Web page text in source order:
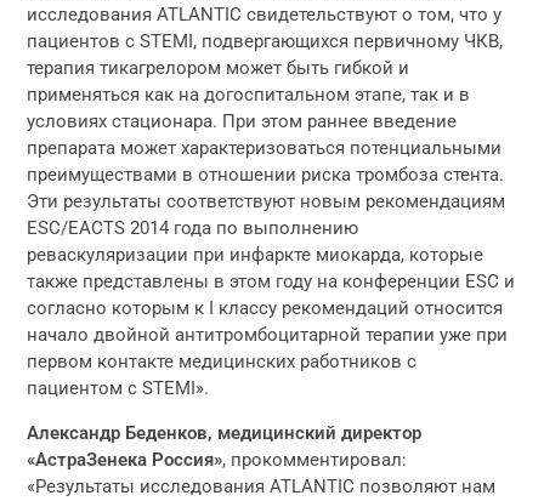
исследования ATLANTIC свидетельствуют о том, что у
пациентов с STEMI, подвергающихся первичному ЧКВ,
терапия тикагрелором может быть гибкой и
применяться как на догоспитальном этапе, так и в
условиях стационара. При этом раннее введение
препарата может характеризоваться потенциальными
преимуществами в отношении риска тромбоза стента.
Эти результаты соответствуют новым рекомендациям
ESC/EACTS 2014 года по выполнению
реваскуляризации при инфаркте миокарда, которые
также представлены в этом году на конференции ESC и
согласно которым к I классу рекомендаций относится
начало двойной антитромбоцитарной терапии уже при
первом контакте медицинских работников с
пациентом с STEMI».
Александр Беденков, медицинский директор
«АстраЗенека Россия», прокомментировал:
«Результаты исследования ATLANTIC позволяют нам